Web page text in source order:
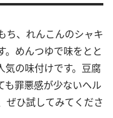
ち、れんこんのシャキ
。めんつゆで味をとと
気の味付けです。豆腐
も罪悪感が少ないヘル
ぜひ試してみてくださ